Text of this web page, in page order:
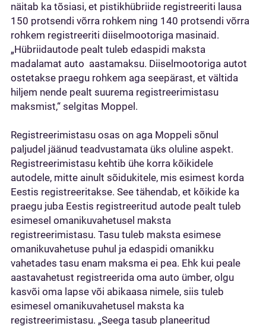
näitab ka tõsiasi, et pistikhübriide registreeriti lausa
150 protsendi võrra rohkem ning 140 protsendi võrra
rohkem registreeriti diiselmootoriga masinaid.
„Hübriidautode pealt tuleb edaspidi maksta
madalamat auto aastamaksu. Diiselmootoriga autot
ostetakse praegu rohkem aga seepärast, et vältida
hiljem nende pealt suurema registreerimistasu
maksmist,“ selgitas Moppel.
Registreerimistasu osas on aga Moppeli sõnul
paljudel jäänud teadvustamata üks oluline aspekt.
Registreerimistasu kehtib ühe korra kõikidele
autodele, mitte ainult sõidukitele, mis esimest korda
Eestis registreeritakse. See tähendab, et kõikide ka
praegu juba Eestis registreeritud autode pealt tuleb
esimesel omanikuvahetusel maksta
registreerimistasu. Tasu tuleb maksta esimese
omanikuvahetuse puhul ja edaspidi omanikku
vahetades tasu enam maksma ei pea. Ehk kui peale
aastavahetust registreerida oma auto ümber, olgu
kasvõi oma lapse või abikaasa nimele, siis tuleb
esimesel omanikuvahetusel maksta ka
registreerimistasu. „Seega tasub planeeritud